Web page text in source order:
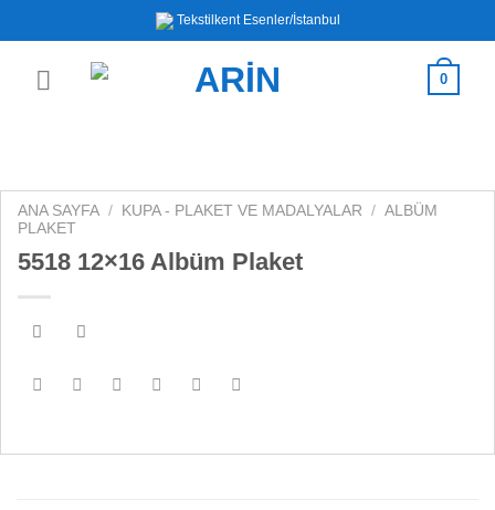
atla
Tekstilkent Esenler/İstanbul
0
ANA SAYFA / KUPA - PLAKET VE MADALYALAR / ALBÜM
PLAKET
5518 12×16 Albüm Plaket